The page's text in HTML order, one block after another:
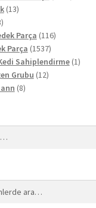
1313
8
ürünParça 116116
Parça 15371537
ürün
Sahiplendirme 11
Grubu 1212
88